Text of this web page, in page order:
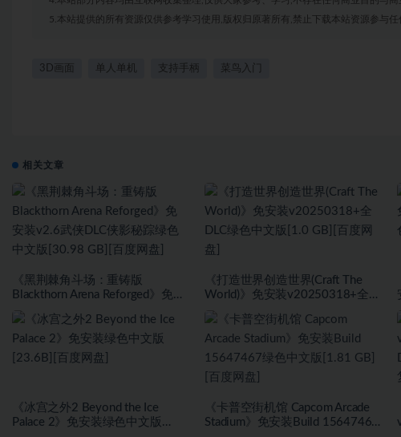
5.本站提供的所有资源仅供参考学习使用,版权归原著所有,禁止下载本站资源参与
3D画面 单人单机 支持手柄 菜鸟入门
相关文章
《黑荆棘角斗场：重铸版
Blackthorn Arena Reforged》免安
版[30.98 GB][百度网盘]
《打造世界创造世界(Craft The
World)》免安装v20250318+全
盘]
《冰宫之外2 Beyond the Ice
Palace 2》免安装绿色中文版
《卡普空街机馆 Capcom Arcade
Stadium》免安装Build 15647467